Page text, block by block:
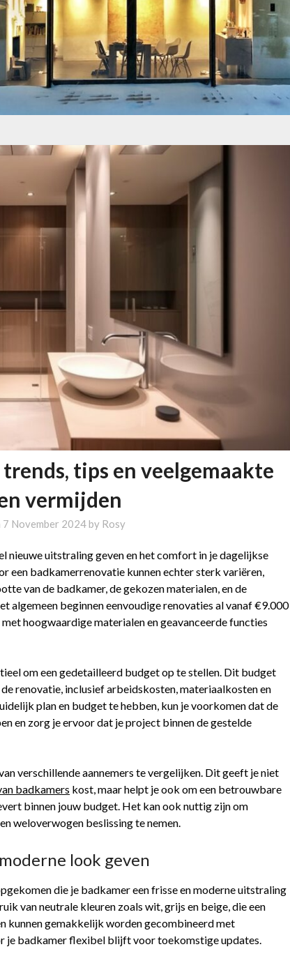
tips en veelgemaakte
vermijden
7 November 2024by Rosy
nieuwe uitstraling geven en het comfort in je dagelijkse
een badkamerrenovatie kunnen echter sterk variëren,
van de badkamer, de gekozen materialen, en de
algemeen beginnen eenvoudige renovaties al vanaf €9.000
hoogwaardige materialen en geavanceerde functies
om een gedetailleerd budget op te stellen. Dit budget
renovatie, inclusief arbeidskosten, materiaalkosten en
plan en budget te hebben, kun je voorkomen dat de
en zorg je ervoor dat je project binnen de gestelde
verschillende aannemers te vergelijken. Dit geeft je niet
badkamers kost, maar helpt je ook om een betrouwbare
binnen jouw budget. Het kan ook nuttig zijn om
weloverwogen beslissing te nemen.
look geven
die je badkamer een frisse en moderne uitstraling
van neutrale kleuren zoals wit, grijs en beige, die een
kunnen gemakkelijk worden gecombineerd met
je badkamer flexibel blijft voor toekomstige updates.